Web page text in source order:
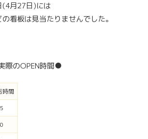
月27日)には
看板は見当たりませんでした。
際のOPEN時間●
時間